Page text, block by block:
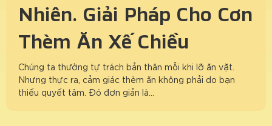
Nhiên: Giải Pháp Cho Cơn
Thèm Ăn Xế Chiều
Chúng ta thường tự trách bản thân mỗi khi lỡ ăn vặt.
Nhưng thực ra, cảm giác thèm ăn không phải do bạn
thiếu quyết tâm. Đó đơn giản là…